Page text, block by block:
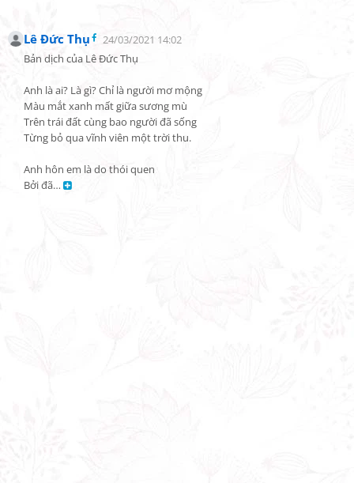
Lê Đức Thụ
24/03/2021 14:02
Bản dịch của Lê Đức Thụ
Anh là ai? Là gì? Chỉ là người mơ mộng
Màu mắt xanh mất giữa sương mù
Trên trái đất cùng bao người đã sống
Từng bỏ qua vĩnh viên một trời thu.
Anh hôn em là do thói quen
Bởi đã…